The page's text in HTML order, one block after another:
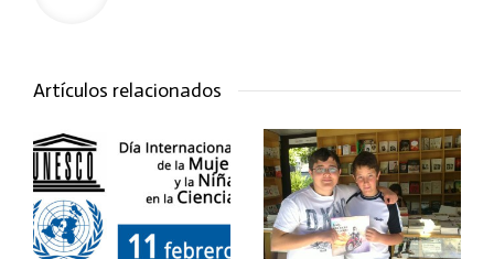
Artículos relacionados